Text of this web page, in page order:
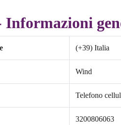
Informazioni
(+39) Italia
Wind
Telefono
3200806063